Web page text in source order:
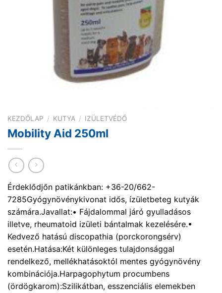
KEZDŐLAP / KUTYA / IZÜLETVÉDŐ
Mobility Aid 250ml
Érdeklődjőn patikánkban: +36-20/662-
7285Gyógynövénykivonat idős, ízületbeteg kutyák
számára.Javallat:• Fájdalommal járó gyulladásos
illetve, rheumatoid izületi bántalmak kezelésére.•
Kedvező hatású discopathia (porckorongsérv)
esetén.Hatása:Két különleges tulajdonsággal
rendelkező, mellékhatásoktól mentes gyógynövény
kombinációja.Harpagophytum procumbens
(ördögkarom):Szilikátban, esszenciális elemekben